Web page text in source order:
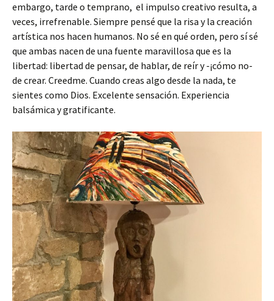
embargo, tarde o temprano, el impulso creativo resulta, a
veces, irrefrenable. Siempre pensé que la risa y la creación
artística nos hacen humanos. No sé en qué orden, pero sí sé
que ambas nacen de una fuente maravillosa que es la
libertad: libertad de pensar, de hablar, de reír y -¡cómo no-
de crear. Creedme. Cuando creas algo desde la nada, te
sientes como Dios. Excelente sensación. Experiencia
balsámica y gratificante.